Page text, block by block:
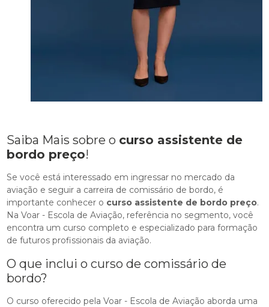
Saiba Mais sobre o curso assistente de
bordo preço!
Se você está interessado em ingressar no mercado da
aviação e seguir a carreira de comissário de bordo, é
importante conhecer o curso assistente de bordo preço.
Na Voar - Escola de Aviação, referência no segmento, você
encontra um curso completo e especializado para formação
de futuros profissionais da aviação.
O que inclui o curso de comissário de
bordo?
O curso oferecido pela Voar - Escola de Aviação aborda uma